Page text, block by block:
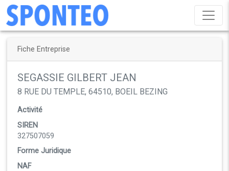
Fiche Entreprise
SEGASSIE GILBERT JEAN
8 RUE DU TEMPLE, 64510, BOEIL BEZING
Activité
SIREN
327507059
Forme Juridique
NAF